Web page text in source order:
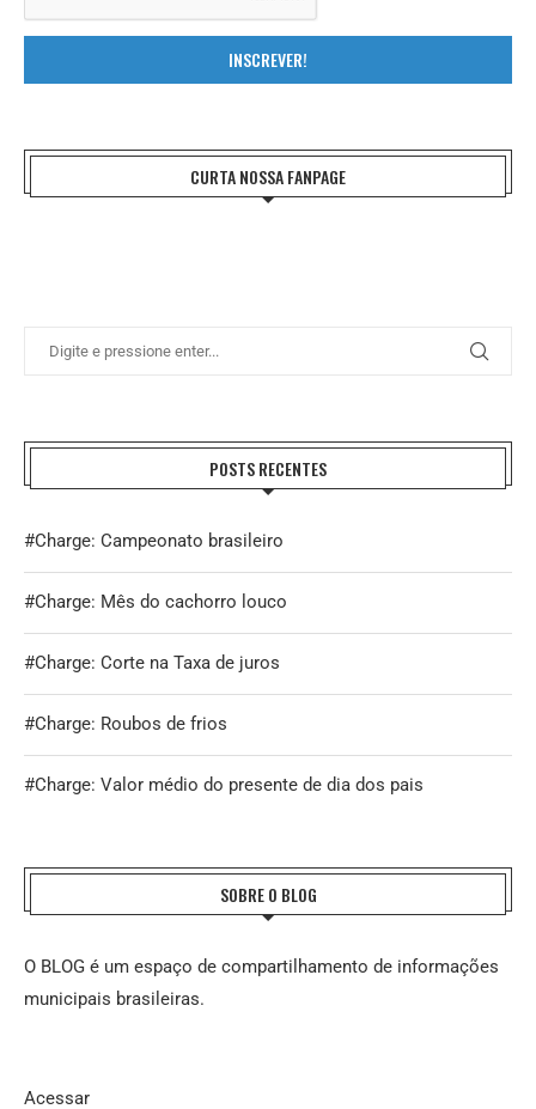
INSCREVER!
CURTA NOSSA FANPAGE
POSTS RECENTES
#Charge: Campeonato brasileiro
#Charge: Mês do cachorro louco
#Charge: Corte na Taxa de juros
#Charge: Roubos de frios
#Charge: Valor médio do presente de dia dos pais
SOBRE O BLOG
O BLOG é um espaço de compartilhamento de informações
municipais brasileiras.
Acessar